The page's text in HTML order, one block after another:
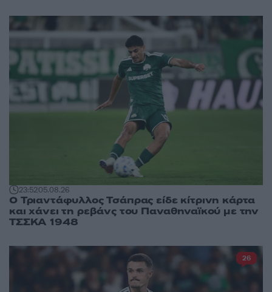
23:5205.08.26
Ο Τριαντάφυλλος Τσάπρας είδε κίτρινη κάρτα
και χάνει τη ρεβάνς του Παναθηναϊκού με την
ΤΣΣΚΑ 1948
26